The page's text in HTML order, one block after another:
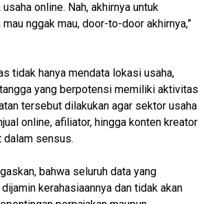
online. Nah, akhirnya untuk
nggak mau, door-to-door akhirnya,”
tidak hanya mendata lokasi usaha,
yang berpotensi memiliki aktivitas
tersebut dilakukan agar sektor usaha
online, afiliator, hingga konten kreator
dalam sensus.
bahwa seluruh data yang
kerahasiaannya dan tidak akan